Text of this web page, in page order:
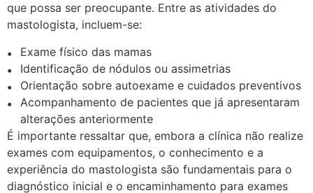
que possa ser preocupante. Entre as atividades do
mastologista, incluem-se:
Exame físico das mamas
Identificação de nódulos ou assimetrias
Orientação sobre autoexame e cuidados preventivos
Acompanhamento de pacientes que já apresentaram
alterações anteriormente
É importante ressaltar que, embora a clínica não realize
exames com equipamentos, o conhecimento e a
experiência do mastologista são fundamentais para o
diagnóstico inicial e o encaminhamento para exames